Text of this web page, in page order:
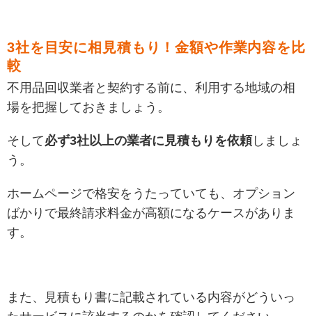
3社を目安に相見積もり！金額や作業内容を比
較
不用品回収業者と契約する前に、利用する地域の相
場を把握しておきましょう 。
そして必ず3社以上の業者に見積もりを依頼 しましょ
う。
ホームページで格安をうたっていても、オプション
ばかりで最終請求料金が高額になるケースがありま
す。
また、見積もり書に記載されている内容がどういっ